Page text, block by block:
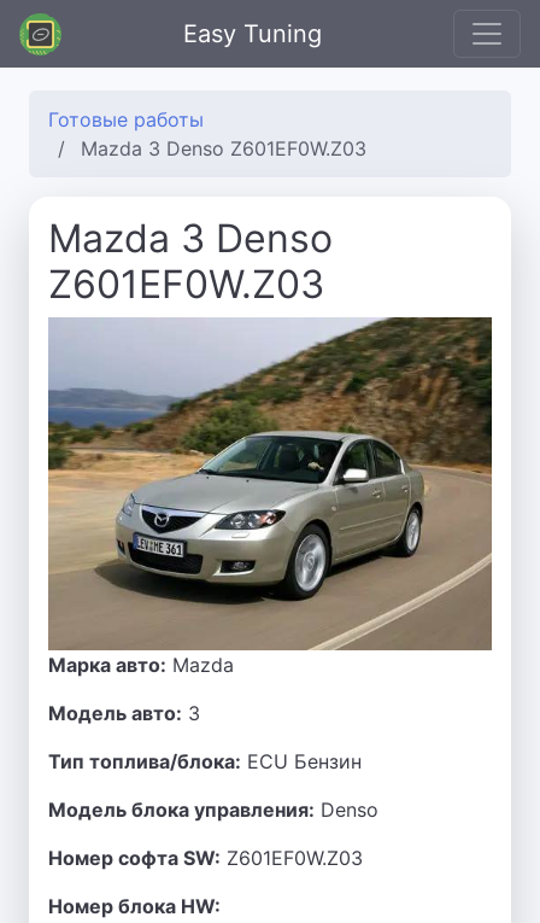
Easy Tuning
Готовые работы
Mazda 3 Denso Z601EF0W.Z03
Mazda 3 Denso
Z601EF0W.Z03
Марка авто: Mazda
Модель авто: 3
Тип топлива/блока: ECU Бензин
Модель блока управления: Denso
Номер софта SW: Z601EF0W.Z03
Номер блока HW: